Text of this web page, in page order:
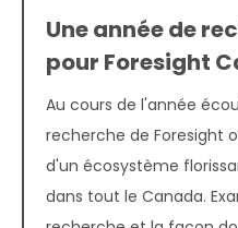
Une année de
pour Foresight
Au cours de l'année
recherche de Foresight
d'un écosystème
dans tout le Canada.